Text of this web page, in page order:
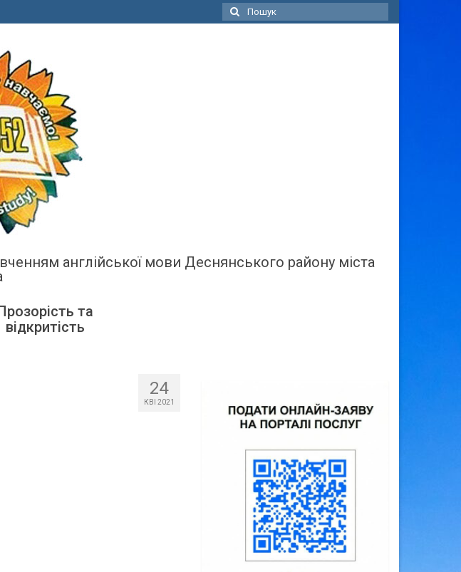
Пошук
для:
англійської мови Деснянського району міста
та
відкритість
24
КВІ 2021